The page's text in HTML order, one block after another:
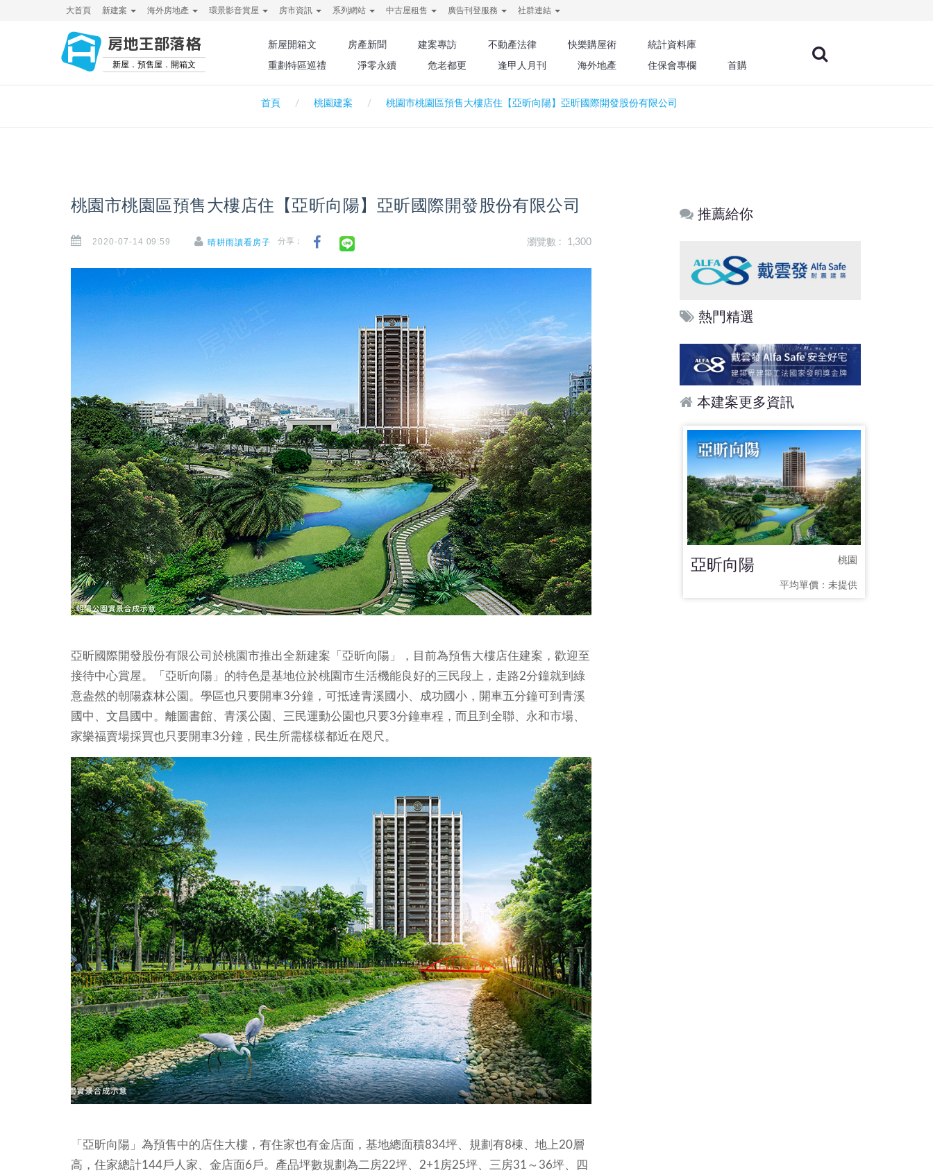
大首頁 新建案 海外房地產 環景影音賞屋 房市資訊 系列網站 中古屋租售 廣告刊登服務 社群連結
房地王部落格
新屋．預售屋．開箱文
新屋開箱文 房產新聞 建案專訪 不動產法律 快樂購屋術
統計資料庫
重劃特區巡禮
淨零永續 危老都更 逢甲人月刊 海外地產 住保會專欄 首購
首頁 桃園建案 桃園市桃園區預售大樓店住【亞昕向陽】亞昕國際開發股份有限公司
桃園市桃園區預售大樓店住【亞昕向陽】亞昕國際開發股份有限公司
2020-07-14 09:59 晴耕雨讀看房子 分享： 瀏覽數 : 1,300
亞昕國際開發股份有限公司於桃園市推出全新建案「亞昕向陽」，目前為預售大樓店住建案，歡迎至
接待中心賞屋。「亞昕向陽」的特色是基地位於桃園市生活機能良好的三民段上，走路2分鐘就到綠
意盎然的朝陽森林公園。學區也只要開車3分鐘，可抵達青溪國小、成功國小，開車五分鐘可到青溪
國中、文昌國中。離圖書館、青溪公園、三民運動公園也只要3分鐘車程，而且到全聯、永和市場、
家樂福賣場採買也只要開車3分鐘，民生所需樣樣都近在咫尺。
「亞昕向陽」為預售中的店住大樓，有住家也有金店面，基地總面積834坪、規劃有8棟、地上20層
高，住家總計144戶人家、金店面6戶。產品坪數規劃為二房22坪、2+1房25坪、三房31～36坪、四
推薦給你
熱門精選
本建案更多資訊
亞昕向陽 桃園
平均單價：未提供